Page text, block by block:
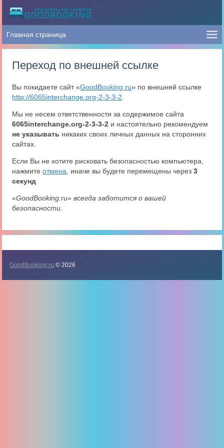
Переход по внешней ссылке
Вы покидаете сайт «GoodBooking.ru» по внешней ссылке
http://6065interchange.org-2-3-3-2
Мы не несем ответственности за содержимое сайта
6065interchange.org-2-3-3-2 и настоятельно рекомендуем
не указывать никаких своих личных данных на сторонних
сайтах.
Если Вы не хотите рисковать безопасностью компьютера,
нажмитеотмена , иначе вы будете перемещены через3
секунд
«GoodBooking.ru» всегда заботится о вашей
безопасности.
GoodBooking.ru © 2026